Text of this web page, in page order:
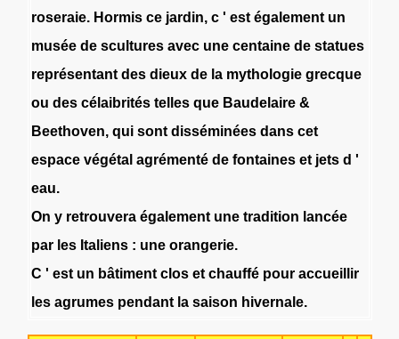
roseraie. Hormis ce jardin, c ' est également un
musée de scultures avec une centaine de statues
représentant des dieux de la mythologie grecque
ou des célaibrités telles que Baudelaire &
Beethoven, qui sont disséminées dans cet
espace végétal agrémenté de fontaines et jets d '
eau.
On y retrouvera également une tradition lancée
par les Italiens : une orangerie.
C ' est un bâtiment clos et chauffé pour accueillir
les agrumes pendant la saison hivernale.